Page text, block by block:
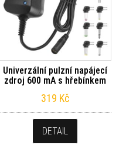
Univerzální pulzní napájecí
zdroj 600 mA s hřebínkem
319 Kč
DETAIL